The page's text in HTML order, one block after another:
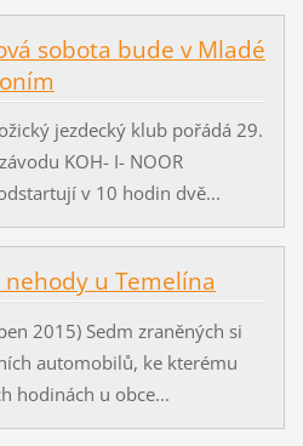
sobota bude v Mladé
jezdecký klub pořádá 29.
KOH- I- NOOR
v 10 hodin dvě...
u Temelína
2015) Sedm zraněných si
automobilů, ke kterému
hodinách u obce...